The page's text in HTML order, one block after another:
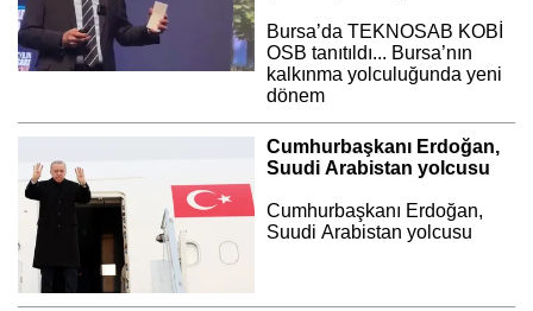
Bursa’da TEKNOSAB KOBİ
OSB tanıtıldı... Bursa’nın
kalkınma yolculuğunda yeni
dönem
Cumhurbaşkanı Erdoğan,
Suudi Arabistan yolcusu
Cumhurbaşkanı Erdoğan,
Suudi Arabistan yolcusu